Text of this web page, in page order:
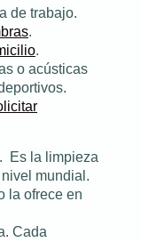
de trabajo.
.
.
o acústicas
. Es la limpieza
mundial.
la ofrece en
Cada